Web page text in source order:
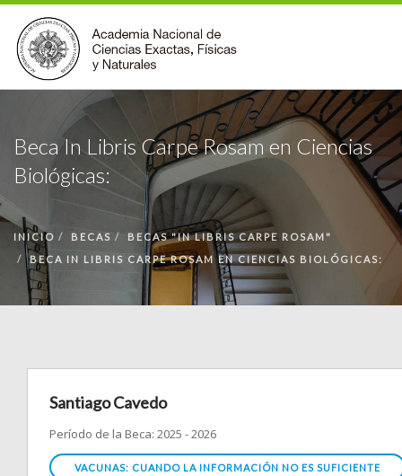
INSTITUCIONAL
ACCIONES
PREMIOS
BIBLIOTECA
COMUNIDAD
VOLVER A LA PÁGINA INICIAL
Beca In Libris Carpe Rosam en Ciencias
Biológicas:
INICIO BECAS
BECAS "IN LIBRIS CARPE ROSAM"
BECA IN LIBRIS CARPE ROSAM EN CIENCIAS BIOLÓGICAS:
Santiago Cavedo
Período de la Beca: 2025 - 2026
VACUNAS: CUANDO LA INFORMACIÓN NO ES SUFICIENTE